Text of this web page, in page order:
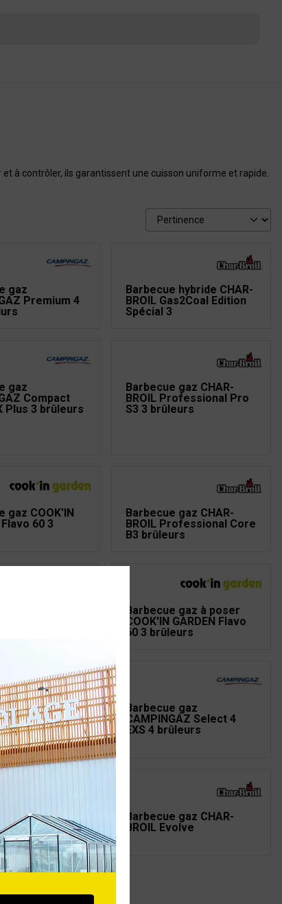
à contrôler, ils garantissent une cuisson uniforme et rapide.
gaz
Premium 4
Barbecue hybride CHAR-
BROIL Gas2Coal Edition
Spécial 3
gaz
Compact
Plus 3 brûleurs
Barbecue gaz CHAR-
BROIL Professional Pro
S3 3 brûleurs
gaz COOK'IN
Flavo 60 3
Barbecue gaz CHAR-
BROIL Professional Core
B3 brûleurs
Barbecue gaz à poser
COOK'IN GARDEN Flavo
60 3 brûleurs
gaz
Premium 4
Barbecue gaz
CAMPINGAZ Select 4
EXS 4 brûleurs
gaz CHAR-
4G 4
Barbecue gaz CHAR-
BROIL Evolve